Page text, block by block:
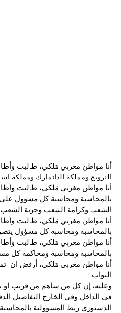
أنا مواطن مغربي مَلكي، طالبت
النرويج ومملكة الدانمارك ومملكة
أنا مواطن مغربي مَلكي، طالبت
بالمحاسبة ومحاسبة كل مسؤول
الشعب وكرامة الشعب وحرية الشعب
أنا مواطن مغربي مَلكي، طالبت
بالمحاسبة ومحاسبة كل مسؤول
أنا مواطن مغربي مَلكي، طالبت
بالمحاسبة ومحاسبة ومحاكمة كل
أنا مواطن مغربي مَلكي، أرفض ان
النواب
وعليه، إن كل من ساهم من قريب او
في الداخل وفي الخارج التفاصيل
الدستوري ربط المسؤولية